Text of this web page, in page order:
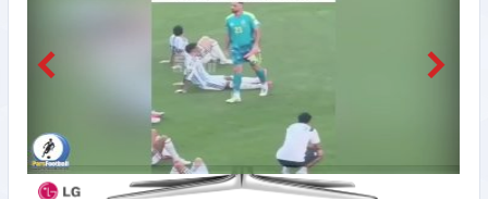
استقلال بازی دوستانه دیگری نخواهد داشت
باشگاه خبرنگاران جوان جزئیاتی جدید از انتقال دو بازیکن به استقلال
ویدیو| مدافع سابق بارسا با پیراهن رئال مادرید!